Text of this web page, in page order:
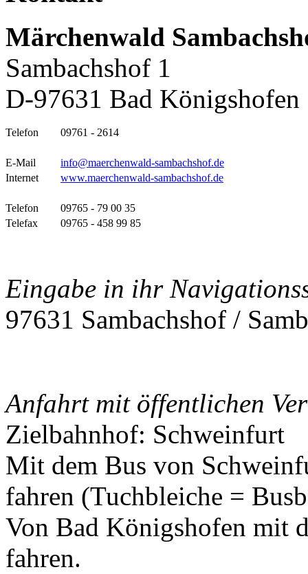
Märchenwald
Sambachshof 1
D-97631 Bad Königshofen
Telefon 09761 - 2614
E-Mail
info@maerchenwald-sambachshof.de
Internet
www.maerchenwald-sambachshof.de
Telefon
09765 - 79 00 35
Telefax
09765 - 458 99 85
Eingabe in ihr
97631 Sambachshof /
Anfahrt mit öffentlichen
Zielbahnhof: Schweinfurt
Mit dem Bus von
fahren (Tuchbleiche =
Von Bad Königshofen mit
fahren.